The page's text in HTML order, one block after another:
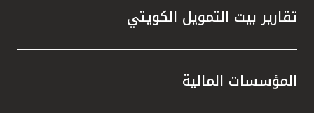
تقارير بيت التمويل الكويتي
المؤسسات المالية